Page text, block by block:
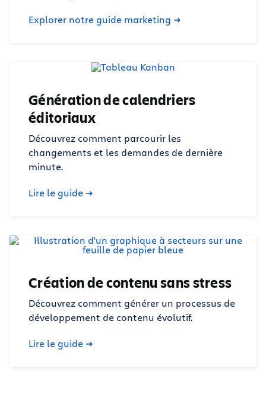
Explorer notre guide marketing
Génération de calendriers
éditoriaux
Découvrez comment parcourir les
changements et les demandes de dernière
minute.
Lire le guide
Création de contenu sans stress
Découvrez comment générer un processus de
développement de contenu évolutif.
Lire le guide